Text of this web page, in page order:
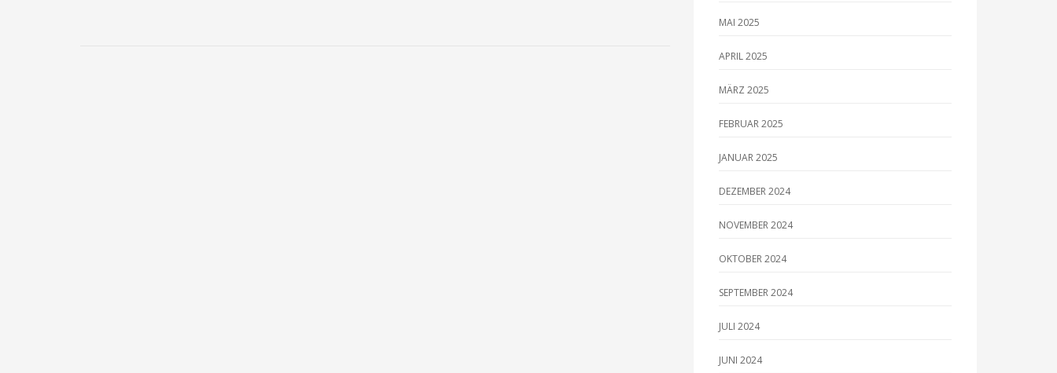
MAI 2025
APRIL 2025
MÄRZ 2025
FEBRUAR 2025
JANUAR 2025
DEZEMBER 2024
NOVEMBER 2024
OKTOBER 2024
SEPTEMBER 2024
JULI 2024
JUNI 2024